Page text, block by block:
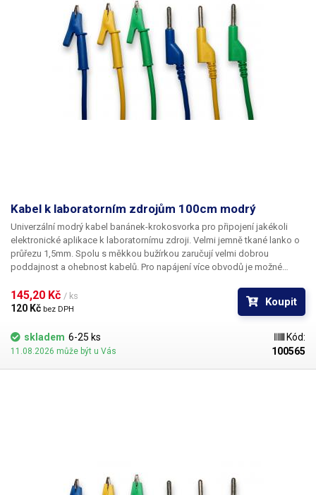
Kabel k laboratorním zdrojům 100cm modrý
Univerzální modrý kabel banánek-krokosvorka pro připojení jakékoli
elektronické aplikace k laboratornímu zdroji. Velmi jemně tkané lanko o
průřezu 1,5mm. Spolu s měkkou bužírkou zaručují velmi dobrou
poddajnost a ohebnost kabelů. Pro napájení více obvodů je možné
několika barevných provedeních pro rozlišení polarity: červená, černá,
modrá, žlutá, zelená.
145,20 Kč / ks
120 Kč bez DPH
Koupit
skladem 6-25 ks
11.08.2026 může být u Vás
Kód:
100565